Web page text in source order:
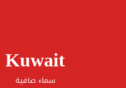
Kuwait
سماء صافية